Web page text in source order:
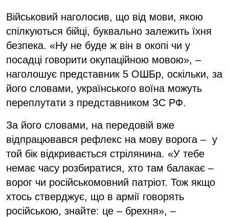
Військовий наголосив, що від мови, якою
спілкуються бійці, буквально залежить їхня
безпека. «Ну не буде ж він в окопі чи у
посадці говорити окупаційною мовою», –
наголошує представник 5 ОШБр, оскільки, за
його словами, українського воїна можуть
переплутати з представником ЗС РФ.
За його словами, на передовій вже
відпрацювався рефлекс на мову ворога – у
той бік відкривається стрілянина. «У тебе
немає часу розбиратися, хто там балакає –
ворог чи російськомовний патріот. Тож якщо
хтось стверджує, що в армії говорять
російською, знайте: це – брехня», –